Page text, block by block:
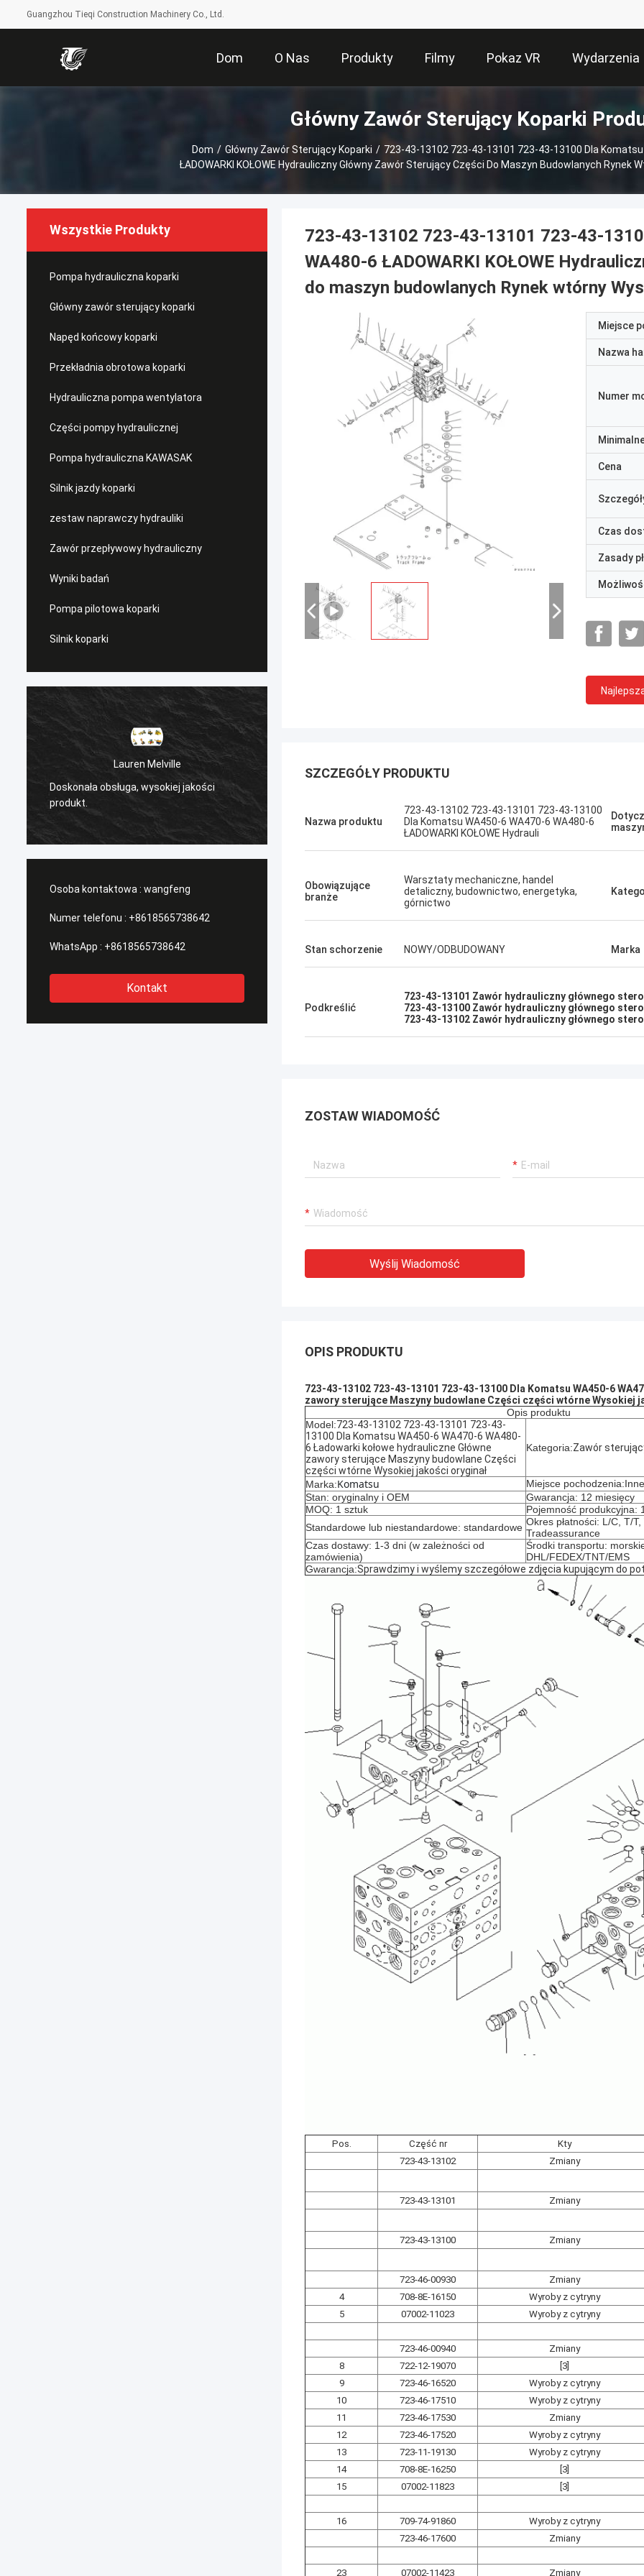
Guangzhou Tieqi Construction Machinery Co., Ltd.
Dom O Nas Produkty Filmy Pokaz VR Wydarzenia
Główny Zawór Sterujący Koparki
Dom / Główny Zawór Sterujący Koparki / 723-43-13102 723-43-13101 723-43-13100 Dla
ŁADOWARKI KOŁOWE Hydrauliczny Główny Zawór Sterujący Części Do Maszyn Budowlanych Rynek
Wszystkie Produkty
Pompa hydrauliczna koparki
Główny zawór sterujący koparki
Napęd końcowy koparki
Przekładnia obrotowa koparki
Hydrauliczna pompa wentylatora
Części pompy hydraulicznej
Pompa hydrauliczna KAWASAK
Silnik jazdy koparki
zestaw naprawczy hydrauliki
Zawór przepływowy hydrauliczny
Wyniki badań
Pompa pilotowa koparki
Silnik koparki
Lauren Melville
Doskonała obsługa, wysokiej jakości
produkt.
Sanёк Нижегородский
Osoba kontaktowa : wangfeng
Numer telefonu : +8618565738642
WhatsApp : +8618565738642
Kontakt
723-43-13102 723-43-13101 723-43-
WA480-6 ŁADOWARKI KOŁOWE
do maszyn budowlanych Rynek wtórny
Miejsce
Nazwa
Numer
Cena
Czas
Zasady
SZCZEGÓŁY PRODUKTU
Nazwa produktu
723-43-13102 723-43-13101 723-43-13100
Dla Komatsu WA450-6 WA470-6 WA480-6
ŁADOWARKI KOŁOWE Hydrauli
Obowiązujące
branże
Warsztaty mechaniczne, handel
detaliczny, budownictwo, energetyka,
górnictwo
Stan schorzenie NOWY/ODBUDOWANY Marka
Podkreślić
723-43-13101 Zawór hydrauliczny głównego
723-43-13100 Zawór hydrauliczny głównego
723-43-13102 Zawór hydrauliczny głównego
ZOSTAW WIADOMOŚĆ
Wyślij Wiadomość
OPIS PRODUKTU
723-43-13102 723-43-13101 723-43-13100 Dla Komatsu WA450-6
zawory sterujące Maszyny budowlane Części części wtórne Wysokiej
Opis produktu
Model:723-43-13102 723-43-13101 723-43-
13100 Dla Komatsu WA450-6 WA470-6 WA480-
6 Ładowarki kołowe hydrauliczne Główne
zawory sterujące Maszyny budowlane Części
części wtórne Wysokiej jakości oryginał
Kategoria:Zawór
Marka:Komatsu
Miejsce
Stan: oryginalny i OEM
Gwarancja: 12 miesięcy
MOQ: 1 sztuk
Pojemność produkcyjna:
Standardowe lub niestandardowe: standardowe Okres płatności: L/C, T/T,
Tradeassurance
Czas dostawy: 1-3 dni (w zależności od
zamówienia)
Środki transportu:
DHL/FEDEX/TNT/EMS
Gwarancja:Sprawdzimy i wyślemy szczegółowe zdjęcia kupującym do
Pos. Część nr Kty
723-43-13102
Zmiany
723-43-13101
Zmiany
723-43-13100
Zmiany
723-46-00930
Zmiany
4
708-8E-16150 Wyroby z cytryny
5
07002-11023 Wyroby z cytryny
723-46-00940
Zmiany
8
722-12-19070 [3]
9
723-46-16520 Wyroby z cytryny
10
723-46-17510 Wyroby z cytryny
11
723-46-17530 Zmiany
12
723-46-17520 Wyroby z cytryny
13
723-11-19130 Wyroby z cytryny
14
708-8E-16250 [3]
15
07002-11823 [3]
16
709-74-91860 Wyroby z cytryny
723-46-17600
Zmiany
23
07002-11423 Zmiany